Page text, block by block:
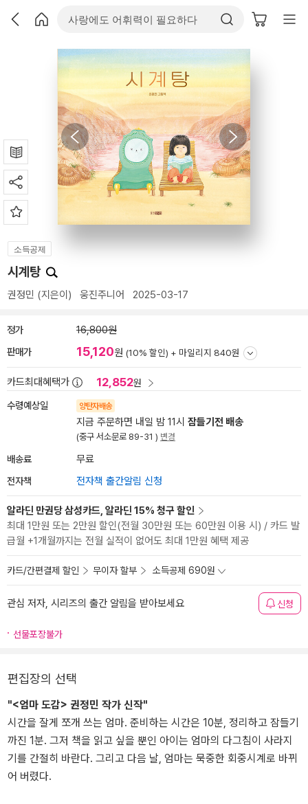
소득공제
시계탕
권정민 (지은이) 웅진주니어 2025-03-17
정가 16,800원
판매가 15,120원 (10% 할인) + 마일리지 840원
카드최대혜택가 12,852원
수령예상일 양탄자배송
지금 주문하면 내일 밤 11시 잠들기전 배송
(중구 서소문로 89-31 ) 변경
배송료 무료
전자책 전자책 출간알림 신청
알라딘 만권당 삼성카드, 알라딘 15% 청구 할인
최대 1만원 또는 2만원 할인(전월 30만원 또는 60만원 이용 시) / 카드 발
급월 +1개월까지는 전월 실적이 없어도 최대 1만원 혜택 제공
카드/간편결제 할인 무이자 할부 소득공제 690원
관심 저자, 시리즈의 출간 알림을 받아보세요 신청
선물포장불가
편집장의 선택
"<엄마 도감> 권정민 작가 신작"
시간을 잘게 쪼개 쓰는 엄마. 준비하는 시간은 10분, 정리하고 잠들기
까진 1분. 그저 책을 읽고 싶을 뿐인 아이는 엄마의 다그침이 사라지
기를 간절히 바란다. 그리고 다음 날, 엄마는 묵중한 회중시계로 바뀌
어 버렸다.